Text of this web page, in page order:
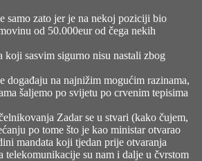
samo zato jer je na nekoj poziciji bio
od 50.000eur od čega nekih
sasvim sigurno nisu nastali zbog
događaju na najnižim mogućim razinama,
šaljemo po svijetu po crvenim tepisima
Zadar se u stvari (kako čujem,
po tome što je kao ministar otvarao
mandata koji tjedan prije otvaranja
telekomunikacije su nam i dalje u čvrstom